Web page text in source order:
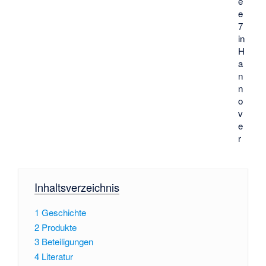
e
7
in
H
a
n
n
o
v
e
r
Inhaltsverzeichnis
1 Geschichte
2 Produkte
3 Beteiligungen
4 Literatur